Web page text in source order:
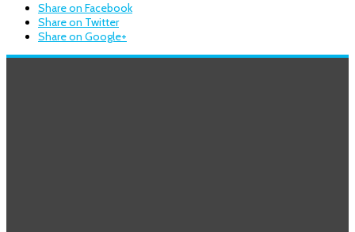
Share on Facebook
Share on Twitter
Share on Google+